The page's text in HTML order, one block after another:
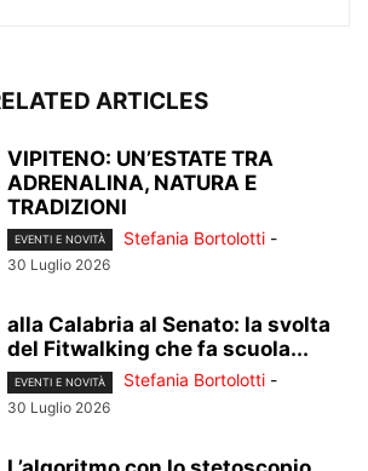
ARTICLES
VIPITENO: UN’ESTATE TRA
ADRENALINA, NATURA E
TRADIZIONI
EVENTI E NOVITÀ Stefania Bortolotti -
30 Luglio 2026
alla Calabria al Senato: la svolta
del Fitwalking che fa scuola...
EVENTI E NOVITÀ Stefania Bortolotti -
30 Luglio 2026